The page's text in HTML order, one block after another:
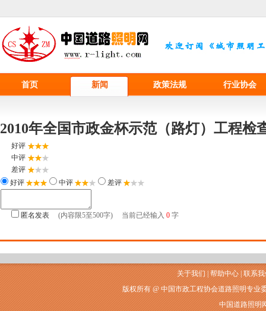
首页 新闻 政策法规 行业协会
2010年全国市政金杯示范（路灯）工程检
好评
中评
差评
好评
中评 差评
匿名发表 (内容限5至500字) 当前已经输入 0 字
关于我们 帮助中心 联系
版权所有 @ 中国市政工程协会道路照明专
中国道路照明